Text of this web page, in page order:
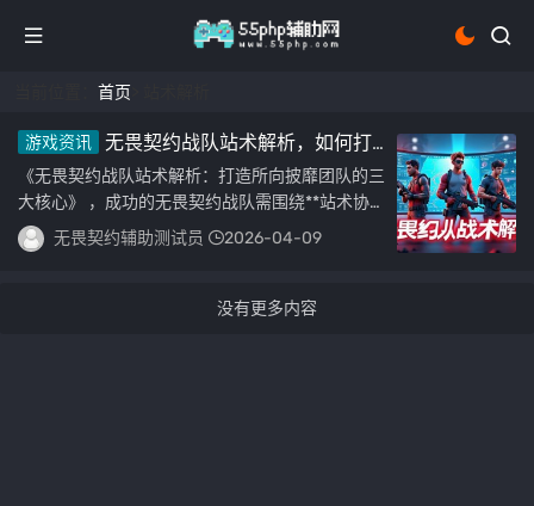
首页
游戏资讯
无畏契约战队站术解析，如何打
造一支所向披靡的队伍
《无畏契约战队站术解析：打造所向披靡团队的三
大核心》 ，成功的无畏契约战队需围绕**站术协
同、角色定位与临场应变**构建体系。**地图...
无畏契约辅助测试员 2026-04-09
没有更多内容